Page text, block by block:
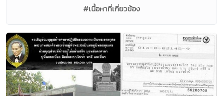
#เนื้อหาที่เกี่ยวข้อง